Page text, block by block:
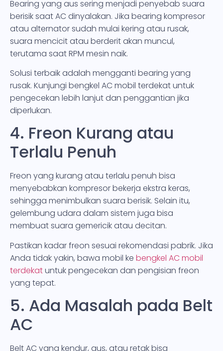
Bearing yang aus sering menjadi penyebab suara
berisik saat AC dinyalakan. Jika bearing kompresor
atau alternator sudah mulai kering atau rusak,
suara mencicit atau berderit akan muncul,
terutama saat RPM mesin naik.
Solusi terbaik adalah mengganti bearing yang
rusak. Kunjungi bengkel AC mobil terdekat untuk
pengecekan lebih lanjut dan penggantian jika
diperlukan.
4. Freon Kurang atau
Terlalu Penuh
Freon yang kurang atau terlalu penuh bisa
menyebabkan kompresor bekerja ekstra keras,
sehingga menimbulkan suara berisik. Selain itu,
gelembung udara dalam sistem juga bisa
membuat suara gemericik atau decitan.
Pastikan kadar freon sesuai rekomendasi pabrik. Jika
Anda tidak yakin, bawa mobil ke bengkel AC mobil
terdekatuntuk pengecekan dan pengisian freon
yang tepat.
5. Ada Masalah pada Belt
AC
Belt AC yang kendur, aus, atau retak bisa